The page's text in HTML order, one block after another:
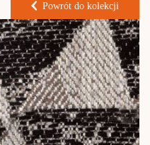
Powrót do kolekcji